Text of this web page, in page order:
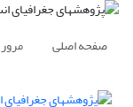
صفحه اصلی مرور